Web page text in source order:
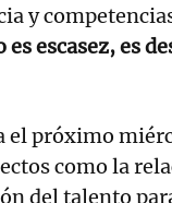
y
es escasez, es
el próximo
como la
del talento